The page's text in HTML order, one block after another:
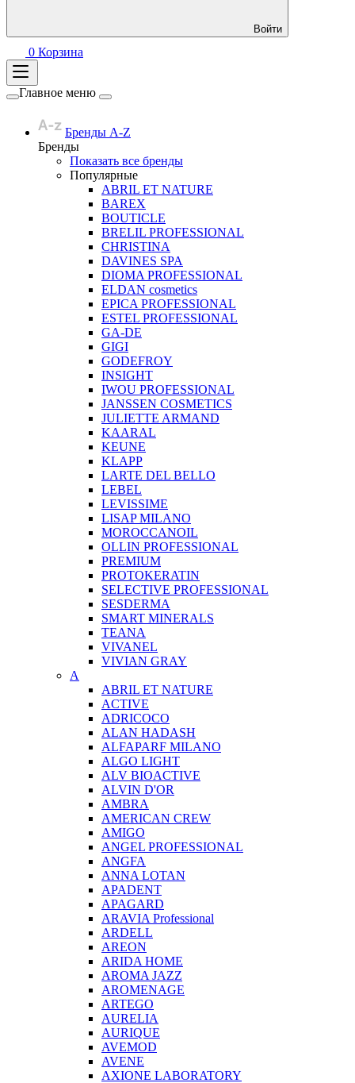
Войти
0 Корзина
Главное меню
Бренды A-Z
Бренды
Показать все бренды
Популярные
ABRIL ET NATURE
BAREX
BOUTICLE
BRELIL PROFESSIONAL
CHRISTINA
DAVINES SPA
DIOMA PROFESSIONAL
ELDAN cosmetics
EPICA PROFESSIONAL
ESTEL PROFESSIONAL
GA-DE
GIGI
GODEFROY
INSIGHT
IWOU PROFESSIONAL
JANSSEN COSMETICS
JULIETTE ARMAND
KAARAL
KEUNE
KLAPP
LARTE DEL BELLO
LEBEL
LEVISSIME
LISAP MILANO
MOROCCANOIL
OLLIN PROFESSIONAL
PREMIUM
PROTOKERATIN
SELECTIVE PROFESSIONAL
SESDERMA
SMART MINERALS
TEANA
VIVANEL
VIVIAN GRAY
A
ABRIL ET NATURE
ACTIVE
ADRICOCO
ALAN HADASH
ALFAPARF MILANO
ALGO LIGHT
ALV BIOACTIVE
ALVIN D'OR
AMBRA
AMERICAN CREW
AMIGO
ANGEL PROFESSIONAL
ANGFA
ANNA LOTAN
APADENT
APAGARD
ARAVIA Professional
ARDELL
AREON
ARIDA HOME
AROMA JAZZ
AROMENAGE
ARTEGO
AURELIA
AURIQUE
AVEMOD
AVENE
AXIONE LABORATORY